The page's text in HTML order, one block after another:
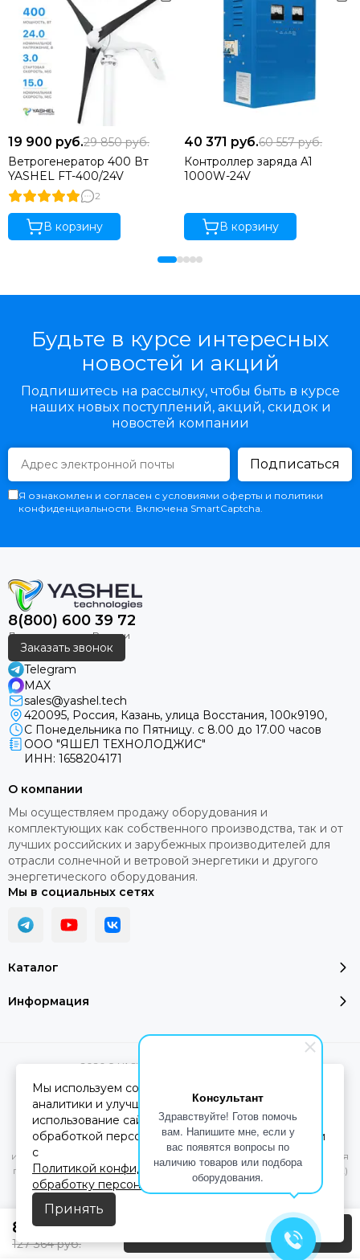
Консультант
Здравствуйте! Готов помочь
вам. Напишите мне, если у
вас появятся вопросы по
наличию товаров или подбора
оборудования.
84 909руб.
127 364руб.
Предзаказ
19 900 руб.29 850руб.
Ветрогенератор 400 Вт
YASHEL FT-400/24V
2
В корзину
40 371 руб.60 557руб.
Контроллер заряда A1
1000W-24V
В корзину
Будьте в курсе интересных
новостей и акций
Подпишитесь на рассылку, чтобы быть в курсе
наших новых поступлений, акций, скидок и
новостей компании
Подписаться
Я ознакомлен и согласен с условиями оферты и политики
конфиденциальности. Включена SmartCaptcha.
8(800) 600 39 72
Заказать звонок
Telegram
MAX
sales@yashel.tech
420095, Россия, Казань, улица Восстания, 100к9190,
С Понедельника по Пятницу. с 8.00 до 17.00 часов
ООО "ЯШЕЛ ТЕХНОЛОДЖИС"
ИНН: 1658204171
Каталог
Информация
О компании
Мы осуществляем продажу оборудования и
комплектующих как собственного производства, так и от
лучших российских и зарубежных производителей для
отрасли солнечной и ветровой энергетики и другого
энергетического оборудования.
Мы в социальных сетях
2026 © YASHEL Technologies.
Вся представленная на сайте информация, касающаяся
характеристик, стоимости товаров и услуг, носит
информационный характер и ни при каких условиях не является
публичной офертой, определяемой положениями Статьи 437(2)
Гражданского кодекса РФ.
Мы используем cookie-файлы для работы сайта,
аналитики и улучшения сервиса. Продолжая
использование сайта, вы соглашаетесь с
обработкой персональных данных в соответствии
с
Политикой конфиденциальностии Согласием на
обработку персональных данных
Принять